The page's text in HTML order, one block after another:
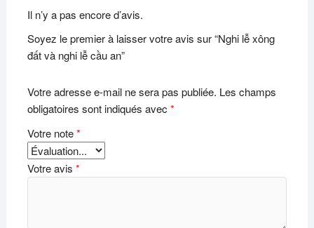
Il n’y a pas encore d’avis.
Soyez le premier à laisser votre avis sur “Nghi lễ xông
đất và nghi lễ cầu an”
Votre adresse e-mail ne sera pas publiée. Les champs
obligatoires sont indiqués avec *
Votre note*
Votre avis *